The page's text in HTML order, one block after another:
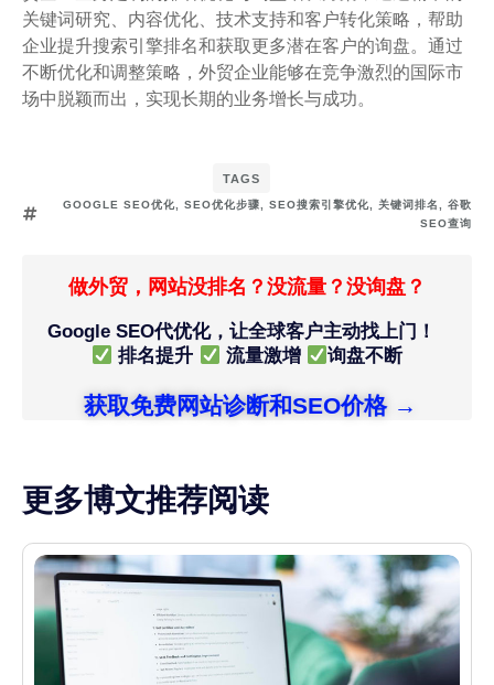
关键词研究、内容优化、技术支持和客户转化策略，帮助
企业提升搜索引擎排名和获取更多潜在客户的询盘。通过
不断优化和调整策略，外贸企业能够在竞争激烈的国际市
场中脱颖而出，实现长期的业务增长与成功。
TAGS
GOOGLE SEO优化 SEO优化步骤 SEO搜索引擎优化 关键词排名
谷歌
SEO查询
做外贸，网站没排名？没流量？没询盘？
Google SEO代优化，让全球客户主动找上门！
排名提升
流量激增 询盘不断
获取免费网站诊断和SEO价格 →
更多博文推荐阅读